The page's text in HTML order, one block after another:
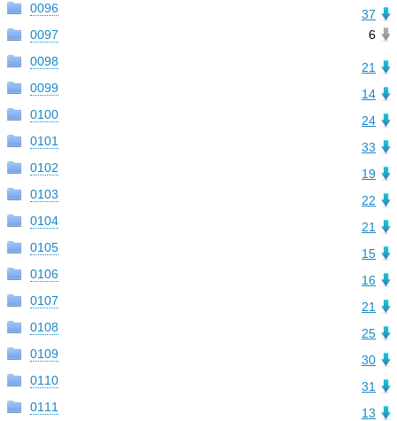
37
0096
6
0097
21
0098
14
0099
24
0100
33
0101
19
0102
22
0103
21
0104
15
0105
16
0106
21
0107
25
0108
30
0109
31
0110
13
0111